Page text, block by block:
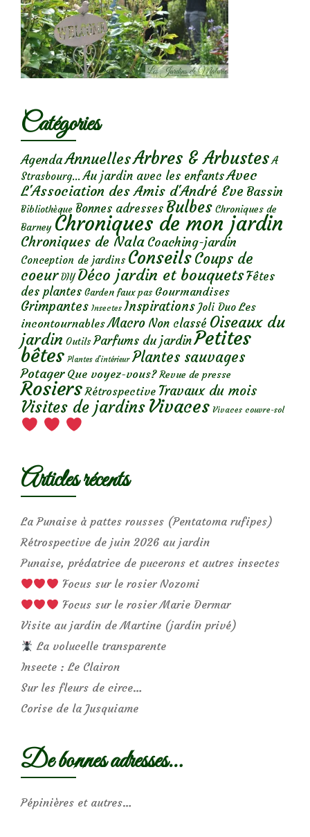
Catégories
AgendaAnnuellesArbres & Arbustes A
Strasbourg... Au jardin avec les enfantsAvec
L'Association des Amis d'André Eve Bassin
Bibliothèque Bonnes adresses Bulbes Chroniques de
Barney Chroniques de mon jardin
Chroniques de Nala Coaching-jardin
Conception de jardins ConseilsCoups de
coeur DIY Déco jardin et bouquetsFêtes
des plantes Garden faux pas Gourmandises
Grimpantes Insectes Inspirations Joli Duo Les
incontournables Macro Non classé Oiseaux du
jardin Outils Parfums du jardinPetites
bêtes Plantes d’intérieur Plantes sauvages
Potager Que voyez-vous? Revue de presse
Rosiers Rétrospective Travaux du mois
Visites de jardins Vivaces Vivaces couvre-sol
Articles récents
La Punaise à pattes rousses (Pentatoma rufipes)
Rétrospective de juin 2026 au jardin
Punaise, prédatrice de pucerons et autres insectes
Focus sur le rosier Nozomi
Focus sur le rosier Marie Dermar
Visite au jardin de Martine (jardin privé)
La volucelle transparente
Insecte : Le Clairon
Sur les fleurs de circe…
Corise de la Jusquiame
De bonnes adresses…
Pépinières et autres…